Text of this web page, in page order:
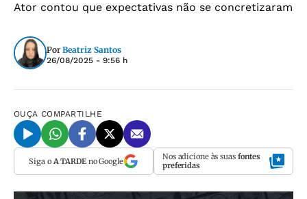
Ator contou que expectativas não se concretizaram
Por Beatriz Santos
26/08/2025 - 9:56 h
OUÇA COMPARTILHE
Siga o A TARDEno Google Nos adicione às suas fontes
preferidas